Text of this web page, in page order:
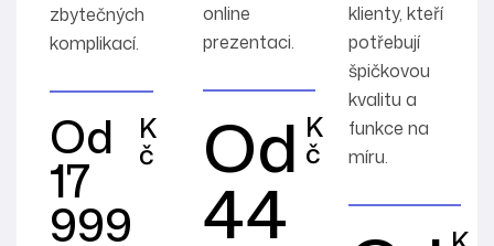
zbytečných
komplikací.
Od
17
999
K
č
online
prezentaci.
Od
44
K
č
klienty, kteří
potřebují
špičkovou
kvalitu a
funkce na
míru.